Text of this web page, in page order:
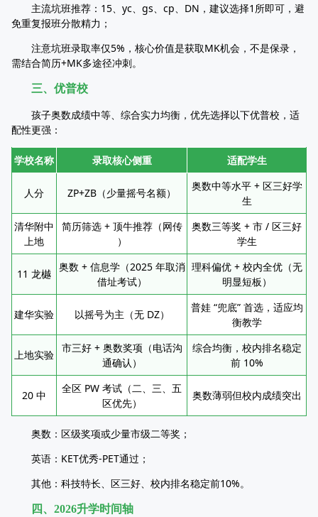
主流坑班推荐：15、yc、gs、cp、DN，建议选择1所即可，避
免重复报班分散精力；​
注意坑班录取率仅5%，核心价值是获取MK机会，不是保录，
需结合简历+MK多途径冲刺。​
三、优普校​
孩子奥数成绩中等、综合实力均衡，优先选择以下优普校，适
配性更强：​
学校名称 录取核心侧重 适配学生
人分 ZP+ZB（少量摇号名额）
奥数中等水平 + 区三好学
生
清华附中
上地
简历筛选 + 顶牛推荐（网传
）
奥数三等奖 + 市 / 区三好
学生
11 龙樾
奥数 + 信息学（2025 年取消
借址考试）
理科偏优 + 校内全优（无
明显短板）
建华实验 以摇号为主（无 DZ）
普娃 “兜底” 首选，适应均
衡教学
上地实验
市三好 + 奥数奖项（电话沟
通确认）
综合均衡，校内排名稳定
前 10%
20 中
全区 PW 考试（二、三、五
区优先）
奥数薄弱但校内成绩突出
奥数：区级奖项或少量市级二等奖；​
英语：KET优秀-PET通过；​
其他：科技特长、区三好、校内排名稳定前10%。​
四、2026升学时间轴​